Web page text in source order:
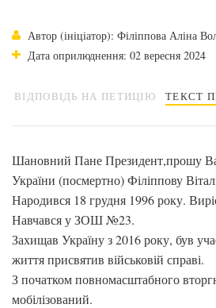
Автор (ініціатор): Філіппова Аліна
Дата оприлюднення: 02 вересня 2024
ВІДПОВІДЬ НА ПЕТИЦІЮ ТЕКСТ
Шановний Пане Президент,прошу
України (посмертно) Філіппову
Народився 18 грудня 1996 року.
Навчався у ЗОШ №23.
Захищав Україну з 2016 року, був
життя присвятив військовій справі.
З початком повномасштабного
мобілізований.